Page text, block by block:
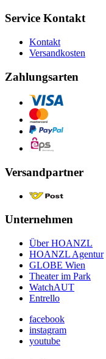
Service Kontakt
Kontakt
Versandkosten
Zahlungsarten
Versandpartner
Unternehmen
Über HOANZL
HOANZL Agentur
GLOBE Wien
Theater im Park
WatchAUT
Entrello
facebook
instagram
youtube